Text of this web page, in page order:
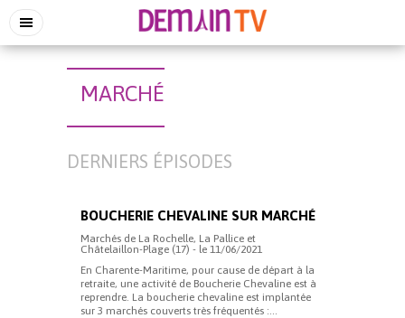
MARCHÉ
DERNIERS ÉPISODES
BOUCHERIE CHEVALINE SUR MARCHÉ
Marchés de La Rochelle, La Pallice et
Châtelaillon-Plage (17) - le 11/06/2021
En Charente-Maritime, pour cause de départ à la
retraite, une activité de Boucherie Chevaline est à
reprendre. La boucherie chevaline est implantée
sur 3 marchés couverts très fréquentés :...